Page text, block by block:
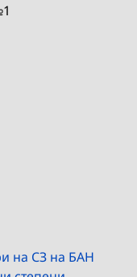
на СЗ на БАН